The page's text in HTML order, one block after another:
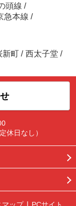
頭線 /
急本線 /
新町 / 西太子堂 /
休日なし）